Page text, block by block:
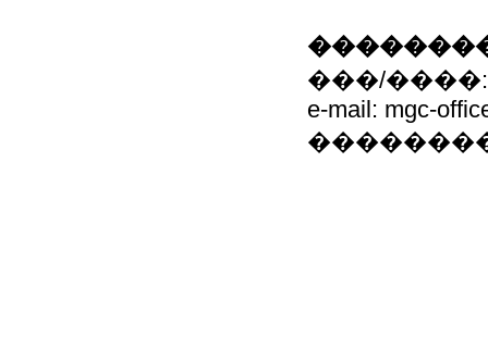
���/����:
e-mail: mgc-